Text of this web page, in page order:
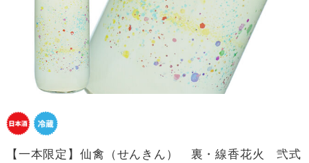
【一本限定】仙禽（せんきん） 裏・線香花火 弐式